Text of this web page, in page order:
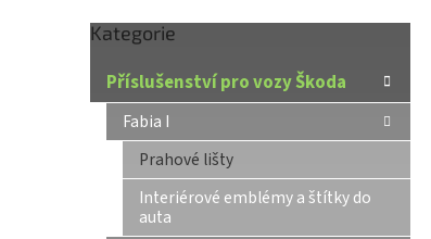
P
Přeskočit
Kategorie
Příslušenství pro vozy Škoda
Fabia I
Prahové lišty
Interiérové emblémy a štítky do
auta